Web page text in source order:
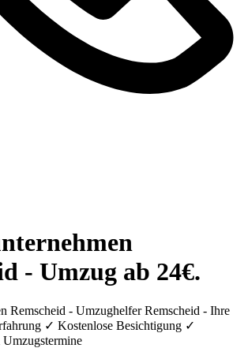
- Umzug ab 24€.
Remscheid - Umzughelfer Remscheid - Ihre
✓ Kostenlose Besichtigung ✓